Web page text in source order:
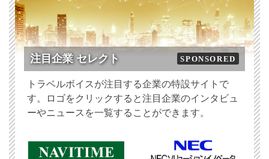
注目企業 セレクト SPONSORED
トラベルボイスが注目する企業の特設サイトで
す。ロゴをクリックすると注目企業のインタビュ
ーやニュースを一覧することができます。